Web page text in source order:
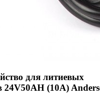
для литиевых
24V50AH (10А)